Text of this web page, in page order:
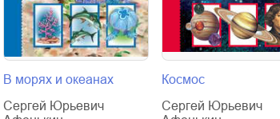
В морях и океанах
Сергей Юрьевич
Космос
Сергей Юрьевич